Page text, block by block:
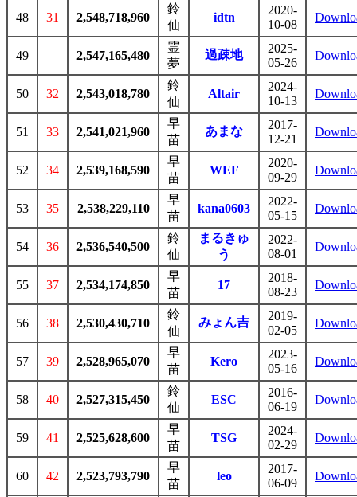
48 31 2,548,718,960
鈴
仙
idtn
2020-
10-08
49 2,547,165,480
霊
夢
過疎地
2025-
05-26
50 32 2,543,018,780
鈴
仙
Altair
2024-
10-13
51 33 2,541,021,960
早
苗
あまな
2017-
12-21
52 34 2,539,168,590
早
苗
WEF
2020-
09-29
53 35 2,538,229,110
早
苗
kana0603
2022-
05-15
54 36 2,536,540,500
鈴
仙
まるきゅ
う
2022-
08-01
55 37 2,534,174,850
早
苗
17
2018-
08-23
56 38 2,530,430,710
鈴
仙
みょん吉
2019-
02-05
57 39 2,528,965,070
早
苗
Kero
2023-
05-16
58 40 2,527,315,450
鈴
仙
ESC
2016-
06-19
59 41 2,525,628,600
早
苗
TSG
2024-
02-29
60 42 2,523,793,790
早
苗
leo
2017-
06-09